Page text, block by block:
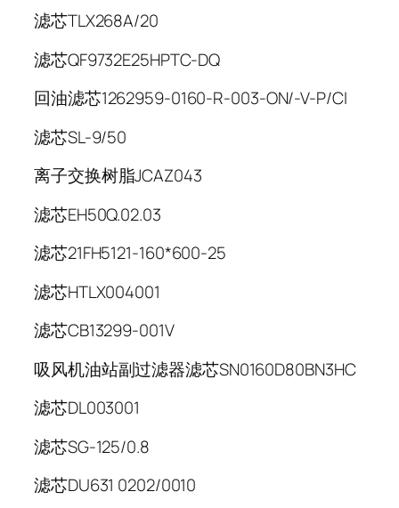
滤芯TLX268A/20
滤芯QF9732E25HPTC-DQ
回油滤芯1262959-0160-R-003-ON/-V-P/CI
滤芯SL-9/50
离子交换树脂JCAZ043
滤芯EH50Q.02.03
滤芯21FH5121-160*600-25
滤芯HTLX004001
滤芯CB13299-001V
吸风机油站副过滤器滤芯SN0160D80BN3HC
滤芯DL003001
滤芯SG-125/0.8
滤芯DU631 0202/0010